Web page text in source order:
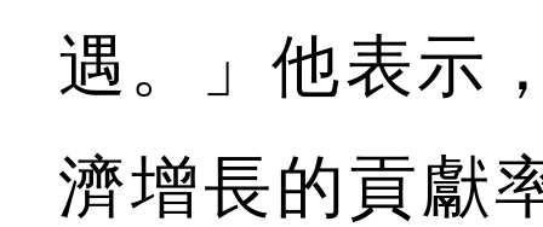
遇。」他表示
濟增長的貢獻